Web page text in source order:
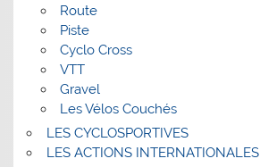
Route
Piste
Cyclo Cross
VTT
Gravel
Les Vélos Couchés
LES CYCLOSPORTIVES
LES ACTIONS INTERNATIONALES